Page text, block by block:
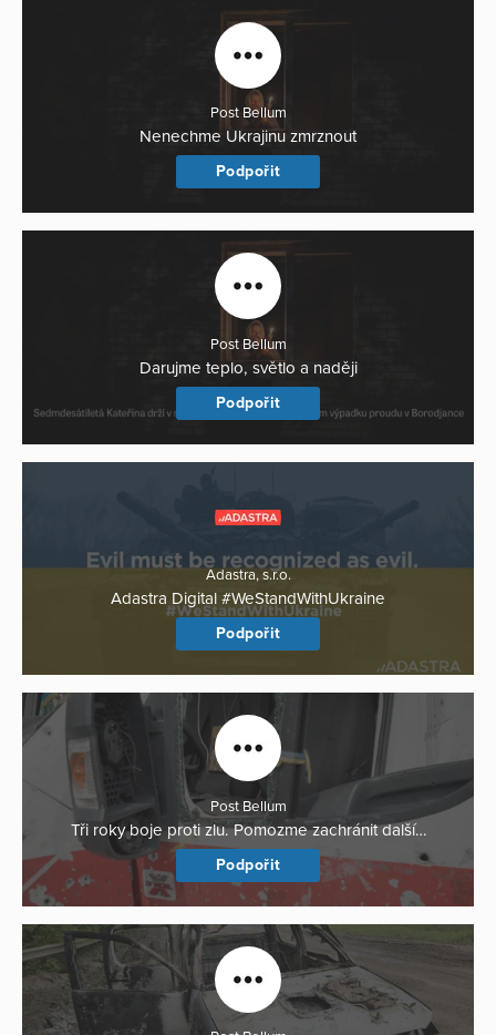
Post Bellum
Nenechme Ukrajinu zmrznout
Podpořit
Post Bellum
Darujme teplo, světlo a naději
Podpořit
Adastra, s.r.o.
Adastra Digital #WeStandWithUkraine
Podpořit
Post Bellum
Tři roky boje proti zlu. Pomozme zachránit další…
Podpořit